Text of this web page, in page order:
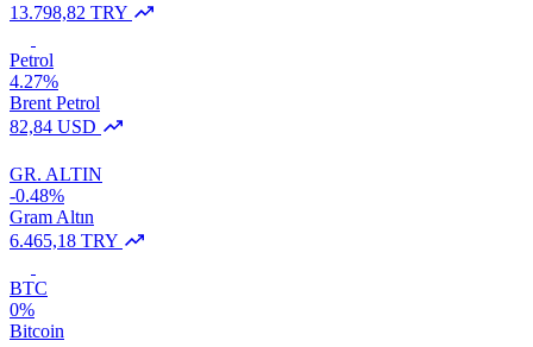
13.798,82 TRY
Petrol
4.27%
Brent Petrol
82,84 USD
GR. ALTIN
-0.48%
Gram Altın
6.465,18 TRY
BTC
0%
Bitcoin